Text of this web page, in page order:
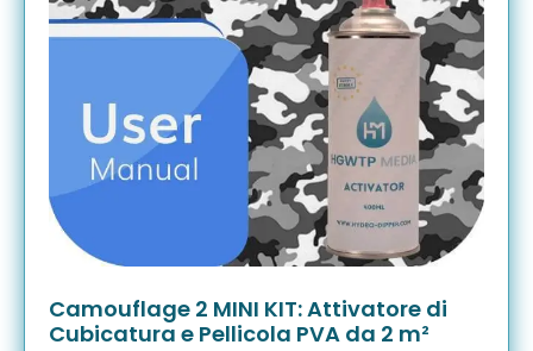
Camouflage 2 MINI KIT: Attivatore di
Cubicatura e Pellicola PVA da 2 m²